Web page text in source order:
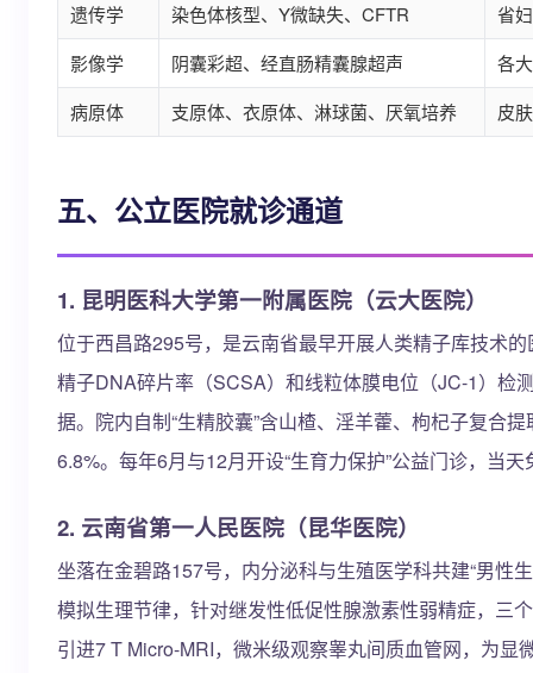
遗传学
染色体核型、Y微缺失、CFTR
省
影像学
阴囊彩超、经直肠精囊腺超声
各
病原体
支原体、衣原体、淋球菌、厌氧培养 皮
五、公立医院就诊通道
1. 昆明医科大学第一附属医院（云大医院）
位于西昌路295号，是云南省最早开展人类精子库技术
精子DNA碎片率（SCSA）和线粒体膜电位（JC-1）检
据。院内自制“生精胶囊”含山楂、淫羊藿、枸杞子复合
6.8%。每年6月与12月开设“生育力保护”公益门诊，当
2. 云南省第一人民医院（昆华医院）
坐落在金碧路157号，内分泌科与生殖医学科共建“男性
模拟生理节律，针对继发性低促性腺激素性弱精症，三
引进7 T Micro-MRI，微米级观察睾丸间质血管网，为显